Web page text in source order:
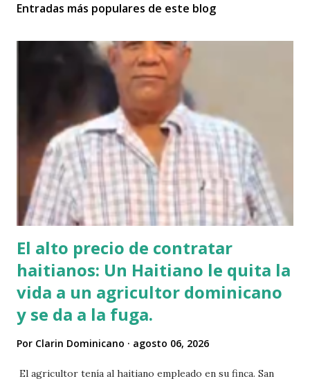
Entradas más populares de este blog
El alto precio de contratar
haitianos: Un Haitiano le quita la
vida a un agricultor dominicano
y se da a la fuga.
Por Clarin Dominicano agosto 06, 2026
El agricultor tenía al haitiano empleado en su finca. San